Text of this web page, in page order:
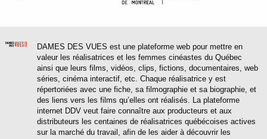
DAMES DES VUES est une plateforme web pour mettre en
valeur les réalisatrices et les femmes cinéastes du Québec
ainsi que leurs films, vidéos, clips, fictions, documentaires, web
séries, cinéma interactif, etc. Chaque réalisatrice y est
répertoriées avec une fiche, sa filmographie et sa biographie, et
des liens vers les films qu’elles ont réalisés. La plateforme
internet DDV veut faire connaître aux producteurs et aux
distributeurs les centaines de réalisatrices québécoises actives
sur la marché du travail, afin de les aider à découvrir les